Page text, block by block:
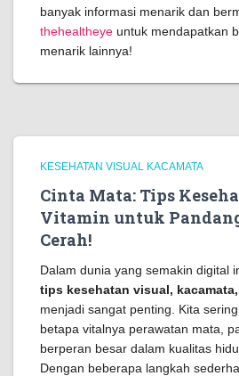
banyak informasi menarik dan
thehealtheye untuk mendapatkan
menarik lainnya!
KESEHATAN VISUAL KACAMATA
Cinta Mata: Tips
Vitamin untuk
Cerah!
Dalam dunia yang semakin digital
tips kesehatan visual,
menjadi sangat penting. Kita
betapa vitalnya perawatan mata,
berperan besar dalam kualitas
Dengan beberapa langkah